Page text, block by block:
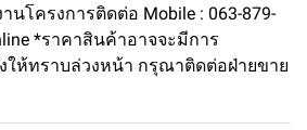
นโครงการติดต่อ Mobile : 063-879-
*ราคาสินค้าอาจจะมีการ
ให้ทราบล่วงหน้า กรุณาติดต่อฝ่ายขาย